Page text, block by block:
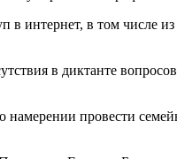
интернет, в том числе
в диктанте
провести